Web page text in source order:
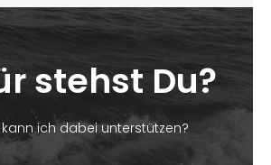
stehst Du?
kann ich dabei unterstützen?